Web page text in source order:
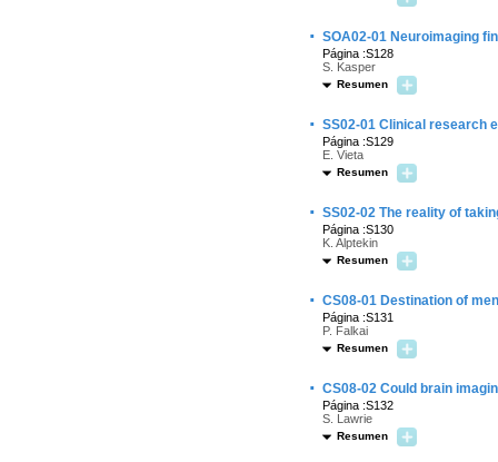
· SOA02-01 Neuroimaging
Página :S128
S. Kasper
Resumen
· SS02-01 Clinical research
Página :S129
E. Vieta
Resumen
· SS02-02 The reality of
Página :S130
K. Alptekin
Resumen
· CS08-01 Destination of
Página :S131
P. Falkai
Resumen
· CS08-02 Could brain
Página :S132
S. Lawrie
Resumen